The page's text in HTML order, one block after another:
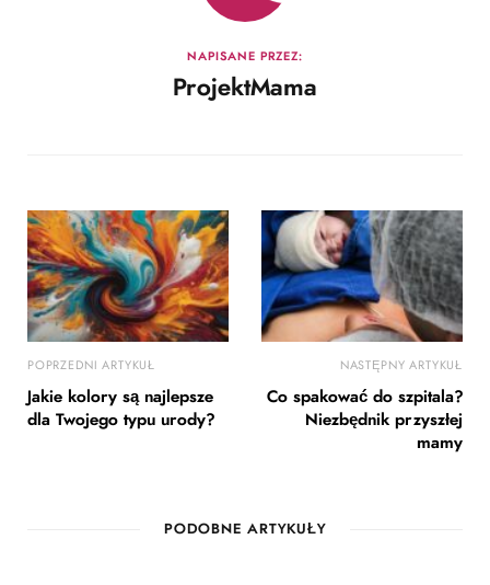
NAPISANE PRZEZ:
ProjektMama
POPRZEDNI ARTYKUŁ
Jakie kolory są najlepsze
dla Twojego typu urody?
NASTĘPNY ARTYKUŁ
Co spakować do szpitala?
Niezbędnik przyszłej
mamy
PODOBNE ARTYKUŁY